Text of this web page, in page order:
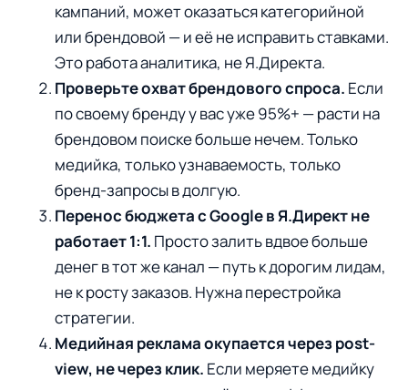
кампаний, может оказаться категорийной
или брендовой — и её не исправить ставками.
Это работа аналитика, не Я.Директа.
Проверьте охват брендового спроса. Если
по своему бренду у вас уже 95%+ — расти на
брендовом поиске больше нечем. Только
медийка, только узнаваемость, только
бренд-запросы в долгую.
Перенос бюджета с Google в Я.Директ не
работает 1:1. Просто залить вдвое больше
денег в тот же канал — путь к дорогим лидам,
не к росту заказов. Нужна перестройка
стратегии.
Медийная реклама окупается через post-
view, не через клик. Если меряете медийку